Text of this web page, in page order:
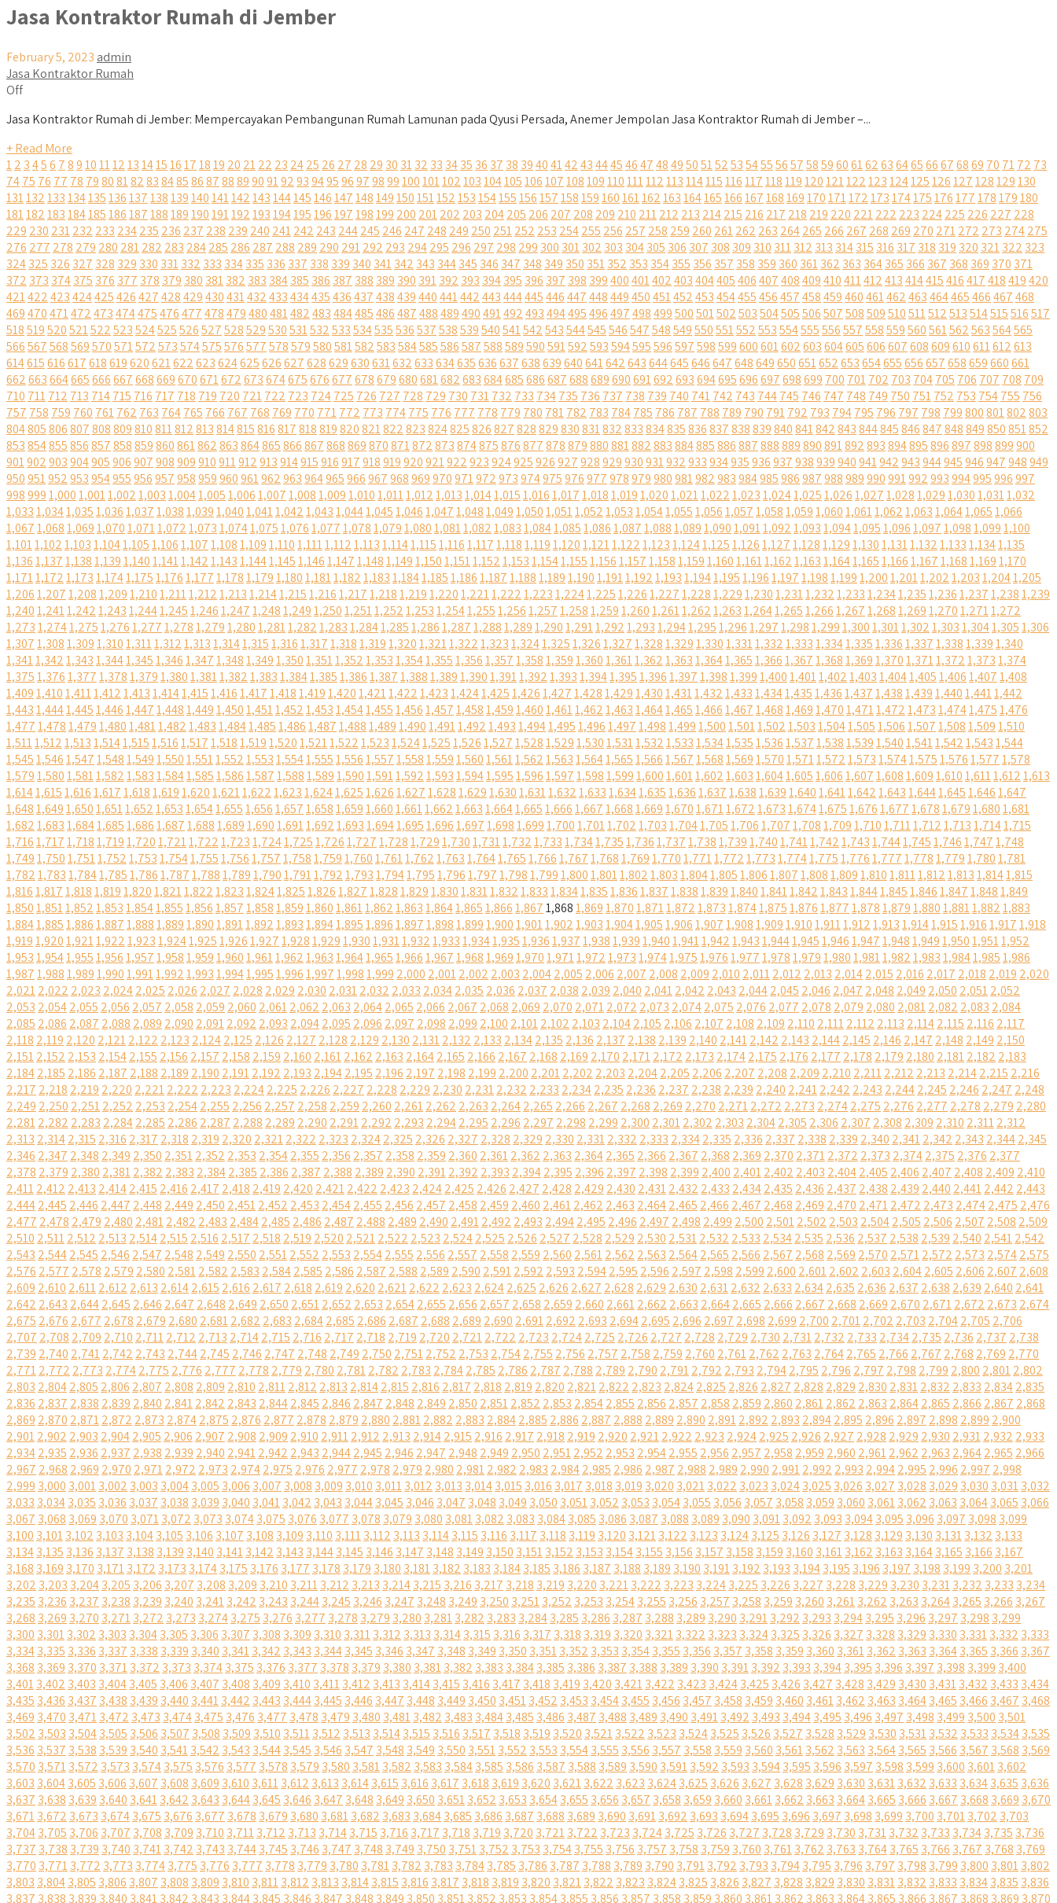
Jasa Kontraktor Rumah di Jember
February 5, 2023 admin
Jasa Kontraktor Rumah
Off
Jasa Kontraktor Rumah di Jember: Mempercayakan Pembangunan Rumah Lamunan pada Qyusi Persada, Anemer Jempolan Jasa Kontraktor Rumah di Jember –...
+ Read More
12 3456 78910111213141516171819 20 2122 23 2425 26 27 28 29 30 3132 33 3435 36 37 38 39404142434445464748495051525354555657585960616263646566676869 70 7172 73
7475 76 77 78 798081828384858687888990919293949596979899100101102103104105106107108109110111112113114115116117118119120121122123124125126127128129130
131132133134135136137138139140141142143144145146147148149150151152153154155156157158159160161162163164165166167168169170171172173174175176177178179180
181182183184185186187188189190191192193194195196197198199 200 201202 203 204205 206 207 208 209 210 211212 213 214215 216 217 218 219 220 221222 223 224225 226 227 228
229 230 231232 233 234235 236 237 238 239 240 241242 243 244245 246 247 248 249 250 251252 253 254255 256 257 258 259 260 261262 263 264265 266 267 268 269 270 271272 273 274275
276 277 278 279 280 281282 283 284285 286 287 288 289 290 291292 293 294295 296 297 298 299 300 301302 303 304305 306 307 308 309 310 311312 313 314315 316 317 318 319 320 321322 323
324325 326 327 328 329 330 331332 333 334335 336 337 338 339 340 341342 343 344345 346 347 348 349 350 351352 353 354355 356 357 358 359 360 361362 363 364365 366 367 368 369 370 371
372 373 374375 376 377 378 379 380 381382 383 384385 386 387 388 389 390 391392 393 394395 396 397 398 399400401402403404405406407408409410411412413414415416417418419420
421422423424425426427428429430431432433434435436437438439440441442443444445446447448449450451452453454455456457458459460461462463464465466467468
469470471472473474475476477478479480481482483484485486487488489490491492493494495496497498499500501502503504505506507508509510511512513514515516517
518519520521522523524525526527528529530531532533534535536537538539540541542543544545546547548549550551552553554555556557558559560561562563564565
566567568569570571572573574575576577578579580581582583584585586587588589590591592593594595596597598599600601602603604605606607608609610611612613
614615616617618619620621622623624625626627628629630631632633634635636637638639640641642643644645646647648649650651652653654655656657658659660661
662663664665666667668669670671672673674675676677678679680681682683684685686687688689690691692693694695696697698699 700 701702 703 704705 706 707 708 709
710 711712 713 714715 716 717 718 719 720 721722 723 724725 726 727 728 729 730 731732 733 734735 736 737 738 739 740 741742 743 744745 746 747 748 749 750 751752 753 754755 756
757 758 759 760 761762 763 764765 766 767 768 769 770 771772 773 774775 776 777 778 779 780 781782 783 784785 786 787 788 789 790 791792 793 794795 796 797 798 799800801802803
804805806807808809810811812813814815816817818819820821822823824825826827828829830831832833834835836837838839840841842843844845846847848849850851852
853854855856857858859860861862863864865866867868869870871872873874875876877878879880881882883884885886887888889890891892893894895896897898899900
901902903904905906907908909910911912913914915916917918919920921922923924925926927928929930931932933934935936937938939940941942943944945946947948949
950951952953954955956957958959960961962963964965966967968969970971972973974975976977978979980981982983984985986987988989990991992993994995996997
9989991,0001,0011,0021,0031,0041,0051,0061,0071,0081,0091,0101,0111,0121,0131,0141,0151,0161,0171,0181,0191,0201,0211,0221,0231,0241,0251,0261,0271,0281,0291,0301,0311,032
1,0331,0341,0351,0361,0371,0381,0391,0401,0411,0421,0431,0441,0451,0461,0471,0481,0491,0501,0511,0521,0531,0541,0551,0561,0571,0581,0591,0601,0611,0621,0631,0641,0651,066
1,0671,0681,0691,0701,0711,0721,0731,0741,0751,0761,0771,0781,0791,0801,0811,0821,0831,0841,0851,0861,0871,0881,0891,0901,0911,0921,0931,0941,0951,0961,0971,0981,0991,100
1,1011,1021,1031,1041,1051,1061,1071,1081,1091,1101,1111,1121,1131,1141,1151,1161,1171,1181,1191,1201,1211,1221,1231,1241,1251,1261,1271,1281,1291,1301,1311,1321,1331,1341,135
1,1361,1371,1381,1391,1401,1411,1421,1431,1441,1451,1461,1471,1481,1491,1501,1511,1521,1531,1541,1551,1561,1571,1581,1591,1601,1611,1621,1631,1641,1651,1661,1671,1681,1691,170
1,1711,1721,1731,1741,1751,1761,1771,1781,1791,1801,1811,1821,1831,1841,1851,1861,1871,1881,1891,1901,1911,1921,1931,1941,1951,1961,1971,1981,1991,2001,2011,2021,2031,2041,205
1,2061,2071,2081,2091,2101,2111,2121,2131,2141,2151,2161,2171,2181,2191,2201,2211,2221,2231,2241,2251,2261,2271,2281,2291,2301,2311,2321,2331,2341,2351,2361,2371,2381,239
1,2401,2411,2421,2431,2441,2451,2461,2471,2481,2491,2501,2511,2521,2531,2541,2551,2561,2571,2581,2591,2601,2611,2621,2631,2641,2651,2661,2671,2681,2691,2701,2711,272
1,2731,2741,2751,2761,2771,2781,2791,2801,2811,2821,2831,2841,2851,2861,2871,2881,2891,2901,2911,2921,2931,2941,2951,2961,2971,2981,2991,3001,3011,3021,3031,3041,3051,306
1,3071,3081,3091,3101,3111,3121,3131,3141,3151,3161,3171,3181,3191,3201,3211,3221,3231,3241,3251,3261,3271,3281,3291,3301,3311,3321,3331,3341,3351,3361,3371,3381,3391,340
1,3411,3421,3431,3441,3451,3461,3471,3481,3491,3501,3511,3521,3531,3541,3551,3561,3571,3581,3591,3601,3611,3621,3631,3641,3651,3661,3671,3681,3691,3701,3711,3721,3731,374
1,3751,3761,3771,3781,3791,3801,3811,3821,3831,3841,3851,3861,3871,3881,3891,3901,3911,3921,3931,3941,3951,3961,3971,3981,3991,4001,4011,4021,4031,4041,4051,4061,4071,408
1,4091,4101,4111,4121,4131,4141,4151,4161,4171,4181,4191,4201,4211,4221,4231,4241,4251,4261,4271,4281,4291,4301,4311,4321,4331,4341,4351,4361,4371,4381,4391,4401,4411,442
1,4431,4441,4451,4461,4471,4481,4491,4501,4511,4521,4531,4541,4551,4561,4571,4581,4591,4601,4611,4621,4631,4641,4651,4661,4671,4681,4691,4701,4711,4721,4731,4741,4751,476
1,4771,4781,4791,4801,4811,4821,4831,4841,4851,4861,4871,4881,4891,4901,4911,4921,4931,4941,4951,4961,4971,4981,4991,5001,5011,5021,5031,5041,5051,5061,5071,5081,5091,510
1,5111,5121,5131,5141,5151,5161,5171,5181,5191,5201,5211,5221,5231,5241,5251,5261,5271,5281,5291,5301,5311,5321,5331,5341,5351,5361,5371,5381,5391,5401,5411,5421,5431,544
1,5451,5461,5471,5481,5491,5501,5511,5521,5531,5541,5551,5561,5571,5581,5591,5601,5611,5621,5631,5641,5651,5661,5671,5681,5691,5701,5711,5721,5731,5741,5751,5761,5771,578
1,5791,5801,5811,5821,5831,5841,5851,5861,5871,5881,5891,5901,5911,5921,5931,5941,5951,5961,5971,5981,5991,6001,6011,6021,6031,6041,6051,6061,6071,6081,6091,6101,6111,6121,613
1,6141,6151,6161,6171,6181,6191,6201,6211,6221,6231,6241,6251,6261,6271,6281,6291,6301,6311,6321,6331,6341,6351,6361,6371,6381,6391,6401,6411,6421,6431,6441,6451,6461,647
1,6481,6491,6501,6511,6521,6531,6541,6551,6561,6571,6581,6591,6601,6611,6621,6631,6641,6651,6661,6671,6681,6691,6701,6711,6721,6731,6741,6751,6761,6771,6781,6791,6801,681
1,6821,6831,6841,6851,6861,6871,6881,6891,6901,6911,6921,6931,6941,6951,6961,6971,6981,6991,7001,7011,7021,7031,7041,7051,7061,7071,7081,7091,7101,7111,7121,7131,7141,715
1,7161,7171,7181,7191,7201,7211,7221,7231,7241,7251,7261,7271,7281,7291,7301,7311,7321,7331,7341,7351,7361,7371,7381,7391,7401,7411,7421,7431,7441,7451,7461,7471,748
1,7491,7501,7511,7521,7531,7541,7551,7561,7571,7581,7591,7601,7611,7621,7631,7641,7651,7661,7671,7681,7691,7701,7711,7721,7731,7741,7751,7761,7771,7781,7791,7801,781
1,7821,7831,7841,7851,7861,7871,7881,7891,7901,7911,7921,7931,7941,7951,7961,7971,7981,7991,8001,8011,8021,8031,8041,8051,8061,8071,8081,8091,8101,8111,8121,8131,8141,815
1,8161,8171,8181,8191,8201,8211,8221,8231,8241,8251,8261,8271,8281,8291,8301,8311,8321,8331,8341,8351,8361,8371,8381,8391,8401,8411,8421,8431,8441,8451,8461,8471,8481,849
1,8501,8511,8521,8531,8541,8551,8561,8571,8581,8591,8601,8611,8621,8631,8641,8651,8661,8671,8681,8691,8701,8711,8721,8731,8741,8751,8761,8771,8781,8791,8801,8811,8821,883
1,8841,8851,8861,8871,8881,8891,8901,8911,8921,8931,8941,8951,8961,8971,8981,8991,9001,9011,9021,9031,9041,9051,9061,9071,9081,9091,9101,9111,9121,9131,9141,9151,9161,9171,918
1,9191,9201,9211,9221,9231,9241,9251,9261,9271,9281,9291,9301,9311,9321,9331,9341,9351,9361,9371,9381,9391,9401,9411,9421,9431,9441,9451,9461,9471,9481,9491,9501,9511,952
1,9531,9541,9551,9561,9571,9581,9591,9601,9611,9621,9631,9641,9651,9661,9671,9681,9691,9701,9711,9721,9731,9741,9751,9761,9771,9781,9791,9801,9811,9821,9831,9841,9851,986
1,9871,9881,9891,9901,9911,9921,9931,9941,9951,9961,9971,9981,999 2,000 2,0012,002 2,003 2,0042,005 2,006 2,007 2,008 2,009 2,010 2,0112,012 2,013 2,0142,015 2,016 2,017 2,018 2,019 2,020
2,0212,022 2,023 2,0242,025 2,026 2,027 2,028 2,029 2,030 2,0312,032 2,033 2,0342,035 2,036 2,037 2,038 2,039 2,040 2,0412,042 2,043 2,0442,045 2,046 2,047 2,048 2,049 2,050 2,0512,052
2,053 2,0542,055 2,056 2,057 2,058 2,059 2,060 2,0612,062 2,063 2,0642,065 2,066 2,067 2,068 2,069 2,070 2,0712,072 2,073 2,0742,075 2,076 2,077 2,078 2,079 2,080 2,0812,082 2,083 2,084
2,085 2,086 2,087 2,088 2,089 2,090 2,0912,092 2,093 2,0942,095 2,096 2,097 2,098 2,099 2,100 2,1012,102 2,103 2,1042,105 2,106 2,107 2,108 2,109 2,110 2,1112,112 2,113 2,1142,115 2,116 2,117
2,118 2,119 2,120 2,1212,122 2,123 2,1242,125 2,126 2,127 2,128 2,129 2,130 2,1312,132 2,133 2,1342,135 2,136 2,137 2,138 2,139 2,140 2,1412,142 2,143 2,1442,145 2,146 2,147 2,148 2,149 2,150
2,1512,152 2,153 2,1542,155 2,156 2,157 2,158 2,159 2,160 2,1612,162 2,163 2,1642,165 2,166 2,167 2,168 2,169 2,170 2,1712,172 2,173 2,1742,175 2,176 2,177 2,178 2,179 2,180 2,1812,182 2,183
2,1842,185 2,186 2,187 2,188 2,189 2,190 2,1912,192 2,193 2,1942,195 2,196 2,197 2,198 2,199 2,200 2,2012,202 2,203 2,2042,205 2,206 2,207 2,208 2,209 2,210 2,2112,212 2,213 2,2142,215 2,216
2,217 2,218 2,219 2,220 2,2212,222 2,223 2,2242,225 2,226 2,227 2,228 2,229 2,230 2,2312,232 2,233 2,2342,235 2,236 2,237 2,238 2,239 2,240 2,2412,242 2,243 2,2442,245 2,246 2,247 2,248
2,249 2,250 2,2512,252 2,253 2,2542,255 2,256 2,257 2,258 2,259 2,260 2,2612,262 2,263 2,2642,265 2,266 2,267 2,268 2,269 2,270 2,2712,272 2,273 2,2742,275 2,276 2,277 2,278 2,279 2,280
2,2812,282 2,283 2,2842,285 2,286 2,287 2,288 2,289 2,290 2,2912,292 2,293 2,2942,295 2,296 2,297 2,298 2,299 2,300 2,3012,302 2,303 2,3042,305 2,306 2,307 2,308 2,309 2,310 2,3112,312
2,313 2,3142,315 2,316 2,317 2,318 2,319 2,320 2,3212,322 2,323 2,3242,325 2,326 2,327 2,328 2,329 2,330 2,3312,332 2,333 2,3342,335 2,336 2,337 2,338 2,339 2,340 2,3412,342 2,343 2,3442,345
2,346 2,347 2,348 2,349 2,350 2,3512,352 2,353 2,3542,355 2,356 2,357 2,358 2,359 2,360 2,3612,362 2,363 2,3642,365 2,366 2,367 2,368 2,369 2,370 2,3712,372 2,373 2,3742,375 2,376 2,377
2,378 2,379 2,380 2,3812,382 2,383 2,3842,385 2,386 2,387 2,388 2,389 2,390 2,3912,392 2,393 2,3942,395 2,396 2,397 2,398 2,399 2,400 2,4012,402 2,403 2,4042,405 2,406 2,407 2,408 2,409 2,410
2,4112,412 2,413 2,4142,415 2,416 2,417 2,418 2,419 2,420 2,4212,422 2,423 2,4242,425 2,426 2,427 2,428 2,429 2,430 2,4312,432 2,433 2,4342,435 2,436 2,437 2,438 2,439 2,440 2,4412,442 2,443
2,4442,445 2,446 2,447 2,448 2,449 2,450 2,4512,452 2,453 2,4542,455 2,456 2,457 2,458 2,459 2,460 2,4612,462 2,463 2,4642,465 2,466 2,467 2,468 2,469 2,470 2,4712,472 2,473 2,4742,475 2,476
2,477 2,478 2,479 2,480 2,4812,482 2,483 2,4842,485 2,486 2,487 2,488 2,489 2,490 2,4912,492 2,493 2,4942,495 2,496 2,497 2,498 2,499 2,500 2,5012,502 2,503 2,5042,505 2,506 2,507 2,508 2,509
2,510 2,5112,512 2,513 2,5142,515 2,516 2,517 2,518 2,519 2,520 2,5212,522 2,523 2,5242,525 2,526 2,527 2,528 2,529 2,530 2,5312,532 2,533 2,5342,535 2,536 2,537 2,538 2,539 2,540 2,5412,542
2,543 2,5442,545 2,546 2,547 2,548 2,549 2,550 2,5512,552 2,553 2,5542,555 2,556 2,557 2,558 2,559 2,560 2,5612,562 2,563 2,5642,565 2,566 2,567 2,568 2,569 2,570 2,5712,572 2,573 2,5742,575
2,576 2,577 2,578 2,579 2,580 2,5812,582 2,583 2,5842,585 2,586 2,587 2,588 2,589 2,590 2,5912,592 2,593 2,5942,595 2,596 2,597 2,598 2,599 2,600 2,6012,602 2,603 2,6042,605 2,606 2,607 2,608
2,609 2,610 2,6112,612 2,613 2,6142,615 2,616 2,617 2,618 2,619 2,620 2,6212,622 2,623 2,6242,625 2,626 2,627 2,628 2,629 2,630 2,6312,632 2,633 2,6342,635 2,636 2,637 2,638 2,639 2,640 2,641
2,642 2,643 2,6442,645 2,646 2,647 2,648 2,649 2,650 2,6512,652 2,653 2,6542,655 2,656 2,657 2,658 2,659 2,660 2,6612,662 2,663 2,6642,665 2,666 2,667 2,668 2,669 2,670 2,6712,672 2,673 2,674
2,675 2,676 2,677 2,678 2,679 2,680 2,6812,682 2,683 2,6842,685 2,686 2,687 2,688 2,689 2,690 2,6912,692 2,693 2,6942,695 2,696 2,697 2,698 2,699 2,700 2,7012,702 2,703 2,7042,705 2,706
2,707 2,708 2,709 2,710 2,7112,712 2,713 2,7142,715 2,716 2,717 2,718 2,719 2,720 2,7212,722 2,723 2,7242,725 2,726 2,727 2,728 2,729 2,730 2,7312,732 2,733 2,7342,735 2,736 2,737 2,738
2,739 2,740 2,7412,742 2,743 2,7442,745 2,746 2,747 2,748 2,749 2,750 2,7512,752 2,753 2,7542,755 2,756 2,757 2,758 2,759 2,760 2,7612,762 2,763 2,7642,765 2,766 2,767 2,768 2,769 2,770
2,7712,772 2,773 2,7742,775 2,776 2,777 2,778 2,779 2,780 2,7812,782 2,783 2,7842,785 2,786 2,787 2,788 2,789 2,790 2,7912,792 2,793 2,7942,795 2,796 2,797 2,798 2,799 2,800 2,8012,802
2,803 2,8042,805 2,806 2,807 2,808 2,809 2,810 2,8112,812 2,813 2,8142,815 2,816 2,817 2,818 2,819 2,820 2,8212,822 2,823 2,8242,825 2,826 2,827 2,828 2,829 2,830 2,8312,832 2,833 2,8342,835
2,836 2,837 2,838 2,839 2,840 2,8412,842 2,843 2,8442,845 2,846 2,847 2,848 2,849 2,850 2,8512,852 2,853 2,8542,855 2,856 2,857 2,858 2,859 2,860 2,8612,862 2,863 2,8642,865 2,866 2,867 2,868
2,869 2,870 2,8712,872 2,873 2,8742,875 2,876 2,877 2,878 2,879 2,880 2,8812,882 2,883 2,8842,885 2,886 2,887 2,888 2,889 2,890 2,8912,892 2,893 2,8942,895 2,896 2,897 2,898 2,899 2,900
2,9012,902 2,903 2,9042,905 2,906 2,907 2,908 2,909 2,910 2,9112,912 2,913 2,9142,915 2,916 2,917 2,918 2,919 2,920 2,9212,922 2,923 2,9242,925 2,926 2,927 2,928 2,929 2,930 2,9312,932 2,933
2,9342,935 2,936 2,937 2,938 2,939 2,940 2,9412,942 2,943 2,9442,945 2,946 2,947 2,948 2,949 2,950 2,9512,952 2,953 2,9542,955 2,956 2,957 2,958 2,959 2,960 2,9612,962 2,963 2,9642,965 2,966
2,967 2,968 2,969 2,970 2,9712,972 2,973 2,9742,975 2,976 2,977 2,978 2,979 2,980 2,9812,982 2,983 2,9842,985 2,986 2,987 2,988 2,989 2,990 2,9912,992 2,993 2,9942,995 2,996 2,997 2,998
2,999 3,000 3,0013,002 3,003 3,0043,005 3,006 3,007 3,008 3,009 3,010 3,0113,012 3,013 3,0143,015 3,016 3,017 3,018 3,019 3,020 3,0213,022 3,023 3,0243,025 3,026 3,027 3,028 3,029 3,030 3,0313,032
3,033 3,0343,035 3,036 3,037 3,038 3,039 3,040 3,0413,042 3,043 3,0443,045 3,046 3,047 3,048 3,049 3,050 3,0513,052 3,053 3,0543,055 3,056 3,057 3,058 3,059 3,060 3,0613,062 3,063 3,0643,065 3,066
3,067 3,068 3,069 3,070 3,0713,072 3,073 3,0743,075 3,076 3,077 3,078 3,079 3,080 3,0813,082 3,083 3,0843,085 3,086 3,087 3,088 3,089 3,090 3,0913,092 3,093 3,0943,095 3,096 3,097 3,098 3,099
3,100 3,1013,102 3,103 3,1043,105 3,106 3,107 3,108 3,109 3,110 3,1113,112 3,113 3,1143,115 3,116 3,117 3,118 3,119 3,120 3,1213,122 3,123 3,1243,125 3,126 3,127 3,128 3,129 3,130 3,1313,132 3,133
3,1343,135 3,136 3,137 3,138 3,139 3,140 3,1413,142 3,143 3,1443,145 3,146 3,147 3,148 3,149 3,150 3,1513,152 3,153 3,1543,155 3,156 3,157 3,158 3,159 3,160 3,1613,162 3,163 3,1643,165 3,166 3,167
3,168 3,169 3,170 3,1713,172 3,173 3,1743,175 3,176 3,177 3,178 3,179 3,180 3,1813,182 3,183 3,1843,185 3,186 3,187 3,188 3,189 3,190 3,1913,192 3,193 3,1943,195 3,196 3,197 3,198 3,199 3,200 3,201
3,202 3,203 3,2043,205 3,206 3,207 3,208 3,209 3,210 3,2113,212 3,213 3,2143,215 3,216 3,217 3,218 3,219 3,220 3,2213,222 3,223 3,2243,225 3,226 3,227 3,228 3,229 3,230 3,2313,232 3,233 3,234
3,235 3,236 3,237 3,238 3,239 3,240 3,2413,242 3,243 3,2443,245 3,246 3,247 3,248 3,249 3,250 3,2513,252 3,253 3,2543,255 3,256 3,257 3,258 3,259 3,260 3,2613,262 3,263 3,2643,265 3,266 3,267
3,268 3,269 3,270 3,2713,272 3,273 3,2743,275 3,276 3,277 3,278 3,279 3,280 3,2813,282 3,283 3,2843,285 3,286 3,287 3,288 3,289 3,290 3,2913,292 3,293 3,2943,295 3,296 3,297 3,298 3,299
3,300 3,3013,302 3,303 3,3043,305 3,306 3,307 3,308 3,309 3,310 3,3113,312 3,313 3,3143,315 3,316 3,317 3,318 3,319 3,320 3,3213,322 3,323 3,3243,325 3,326 3,327 3,328 3,329 3,330 3,3313,332 3,333
3,3343,335 3,336 3,337 3,338 3,339 3,340 3,3413,342 3,343 3,3443,345 3,346 3,347 3,348 3,349 3,350 3,3513,352 3,353 3,3543,355 3,356 3,357 3,358 3,359 3,360 3,3613,362 3,363 3,3643,365 3,366 3,367
3,368 3,369 3,370 3,3713,372 3,373 3,3743,375 3,376 3,377 3,378 3,379 3,380 3,3813,382 3,383 3,3843,385 3,386 3,387 3,388 3,389 3,390 3,3913,392 3,393 3,3943,395 3,396 3,397 3,398 3,399 3,400
3,4013,402 3,403 3,4043,405 3,406 3,407 3,408 3,409 3,410 3,4113,412 3,413 3,4143,415 3,416 3,417 3,418 3,419 3,420 3,4213,422 3,423 3,4243,425 3,426 3,427 3,428 3,429 3,430 3,4313,432 3,433 3,434
3,435 3,436 3,437 3,438 3,439 3,440 3,4413,442 3,443 3,4443,445 3,446 3,447 3,448 3,449 3,450 3,4513,452 3,453 3,4543,455 3,456 3,457 3,458 3,459 3,460 3,4613,462 3,463 3,4643,465 3,466 3,467 3,468
3,469 3,470 3,4713,472 3,473 3,4743,475 3,476 3,477 3,478 3,479 3,480 3,4813,482 3,483 3,4843,485 3,486 3,487 3,488 3,489 3,490 3,4913,492 3,493 3,4943,495 3,496 3,497 3,498 3,499 3,500 3,501
3,502 3,503 3,5043,505 3,506 3,507 3,508 3,509 3,510 3,5113,512 3,513 3,5143,515 3,516 3,517 3,518 3,519 3,520 3,5213,522 3,523 3,5243,525 3,526 3,527 3,528 3,529 3,530 3,5313,532 3,533 3,5343,535
3,536 3,537 3,538 3,539 3,540 3,5413,542 3,543 3,5443,545 3,546 3,547 3,548 3,549 3,550 3,5513,552 3,553 3,5543,555 3,556 3,557 3,558 3,559 3,560 3,5613,562 3,563 3,5643,565 3,566 3,567 3,568 3,569
3,570 3,5713,572 3,573 3,5743,575 3,576 3,577 3,578 3,579 3,580 3,5813,582 3,583 3,5843,585 3,586 3,587 3,588 3,589 3,590 3,5913,592 3,593 3,5943,595 3,596 3,597 3,598 3,599 3,600 3,6013,602
3,603 3,6043,605 3,606 3,607 3,608 3,609 3,610 3,6113,612 3,613 3,6143,615 3,616 3,617 3,618 3,619 3,620 3,6213,622 3,623 3,6243,625 3,626 3,627 3,628 3,629 3,630 3,6313,632 3,633 3,6343,635 3,636
3,637 3,638 3,639 3,640 3,6413,642 3,643 3,6443,645 3,646 3,647 3,648 3,649 3,650 3,6513,652 3,653 3,6543,655 3,656 3,657 3,658 3,659 3,660 3,6613,662 3,663 3,6643,665 3,666 3,667 3,668 3,669 3,670
3,6713,672 3,673 3,6743,675 3,676 3,677 3,678 3,679 3,680 3,6813,682 3,683 3,6843,685 3,686 3,687 3,688 3,689 3,690 3,6913,692 3,693 3,6943,695 3,696 3,697 3,698 3,699 3,700 3,7013,702 3,703
3,7043,705 3,706 3,707 3,708 3,709 3,710 3,7113,712 3,713 3,7143,715 3,716 3,717 3,718 3,719 3,720 3,7213,722 3,723 3,7243,725 3,726 3,727 3,728 3,729 3,730 3,7313,732 3,733 3,7343,735 3,736
3,737 3,738 3,739 3,740 3,7413,742 3,743 3,7443,745 3,746 3,747 3,748 3,749 3,750 3,7513,752 3,753 3,7543,755 3,756 3,757 3,758 3,759 3,760 3,7613,762 3,763 3,7643,765 3,766 3,767 3,768 3,769
3,770 3,7713,772 3,773 3,7743,775 3,776 3,777 3,778 3,779 3,780 3,7813,782 3,783 3,7843,785 3,786 3,787 3,788 3,789 3,790 3,7913,792 3,793 3,7943,795 3,796 3,797 3,798 3,799 3,800 3,8013,802
3,803 3,8043,805 3,806 3,807 3,808 3,809 3,810 3,8113,812 3,813 3,8143,815 3,816 3,817 3,818 3,819 3,820 3,8213,822 3,823 3,8243,825 3,826 3,827 3,828 3,829 3,830 3,8313,832 3,833 3,8343,835 3,836
3,837 3,838 3,839 3,840 3,8413,842 3,843 3,8443,845 3,846 3,847 3,848 3,849 3,850 3,8513,852 3,853 3,8543,855 3,856 3,857 3,858 3,859 3,860 3,8613,862 3,863 3,8643,865 3,866 3,867 3,868 3,869 3,870